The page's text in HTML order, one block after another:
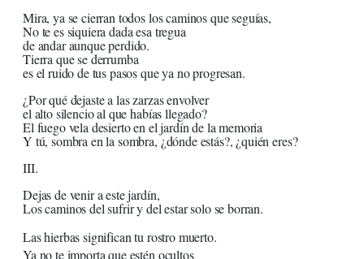
Mira, ya se cierran todos los caminos que seguías,
No te es siquiera dada esa tregua
de andar aunque perdido.
Tierra que se derrumba
es el ruido de tus pasos que ya no progresan.
¿Por qué dejaste a las zarzas envolver
el alto silencio al que habías llegado?
El fuego vela desierto en el jardín de la memoria
Y tú, sombra en la sombra, ¿dónde estás?, ¿quién eres?
III.
Dejas de venir a este jardín,
Los caminos del sufrir y del estar solo se borran.
Las hierbas significan tu rostro muerto.
Ya no te importa que estén ocultos